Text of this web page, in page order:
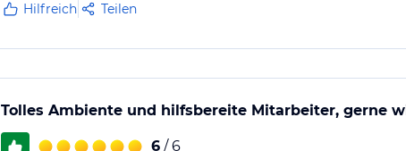
Hilfreich Teilen
Tolles Ambiente und hilfsbereite Mitarbeiter, gerne
6 / 6